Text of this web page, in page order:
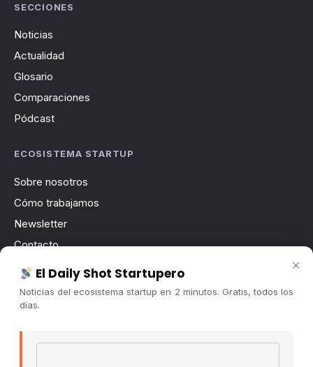
SECCIONES
Noticias
Actualidad
Glosario
Comparaciones
Pódcast
ECOSISTEMA STARTUP
Sobre nosotros
Cómo trabajamos
Newsletter
Contacto
Publicidad
Convocatorias
×
El Daily Shot Startupero
Noticias del ecosistema startup en 2 minutos. Gratis, todos los
días.